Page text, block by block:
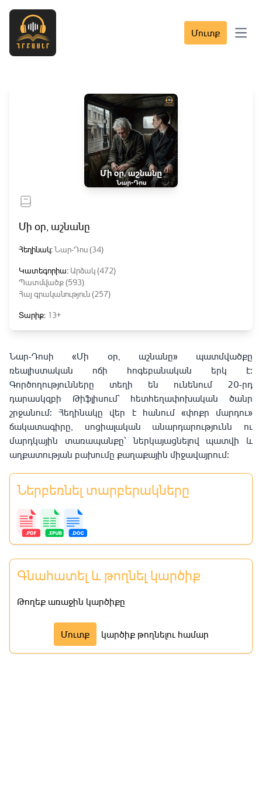
Մուտք Open
Մի օր, աշնանը
Հեղինակ:Նար-Դոս (34)
Կատեգորիա: Արձակ (472)
Պատմվածք (593)
Հայ գրականություն (257)
Տարիք: 13+
Նար-Դոսի «Մի օր, աշնանը» պատմվածքը
ռեալիստական ոճի հոգեբանական երկ է:
Գործողությունները տեղի են ունենում 20-րդ
դարասկզբի Թիֆլիսում՝ հետհեղափոխական ծանր
շրջանում: Հեղինակը վեր է հանում «փոքր մարդու»
ճակատագիրը, սոցիալական անարդարությունն ու
մարդկային տառապանքը՝ ներկայացնելով պատվի և
աղքատության բախումը քաղաքային միջավայրում:
Ներբեռնել տարբերակները
Գնահատել և թողնել կարծիք
Թողեք առաջին կարծիքը
Մուտք կարծիք թողնելու համար